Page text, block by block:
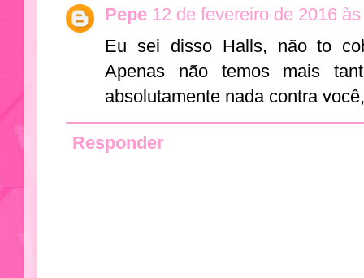
Pepe 12 de fevereiro de 2016
Eu sei disso Halls, não to
Apenas não temos mais
absolutamente nada contra
Responder